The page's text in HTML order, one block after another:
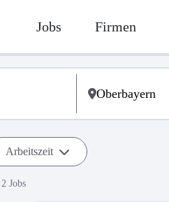
Jobs Firmen
Arbeitszeit
2 Jobs